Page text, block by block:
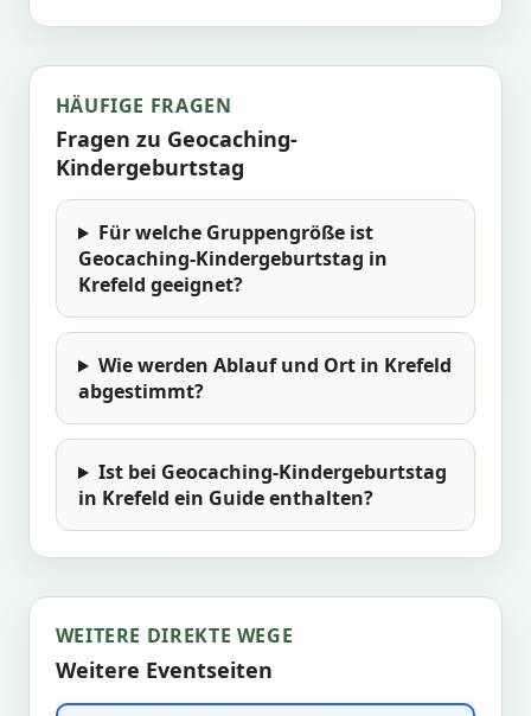
HÄUFIGE FRAGEN
Fragen zu Geocaching-
Kindergeburtstag
Für welche Gruppengröße ist
Geocaching-Kindergeburtstag in
Krefeld geeignet?
Wie werden Ablauf und Ort in Krefeld
abgestimmt?
Ist bei Geocaching-Kindergeburtstag
in Krefeld ein Guide enthalten?
WEITERE DIREKTE WEGE
Weitere Eventseiten